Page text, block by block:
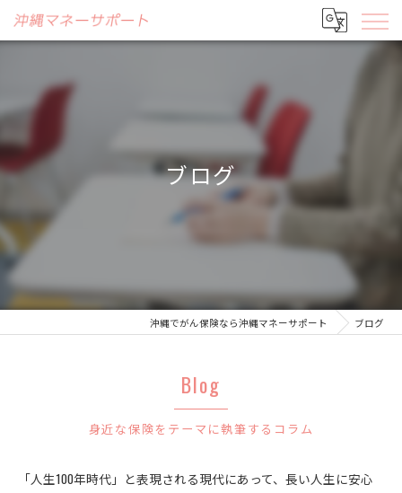
ブログ
沖縄でがん保険なら沖縄マネーサポート ブログ
Blog
身近な保険をテーマに執筆するコラム
「人生100年時代」と表現される現代にあって、長い人生に安心